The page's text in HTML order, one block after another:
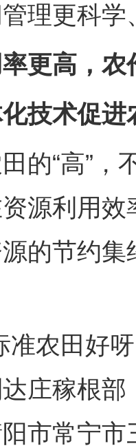
理更科
高，农
术促进
“高”，
源利用
的节约
农田好呀
庄稼根部
市常宁